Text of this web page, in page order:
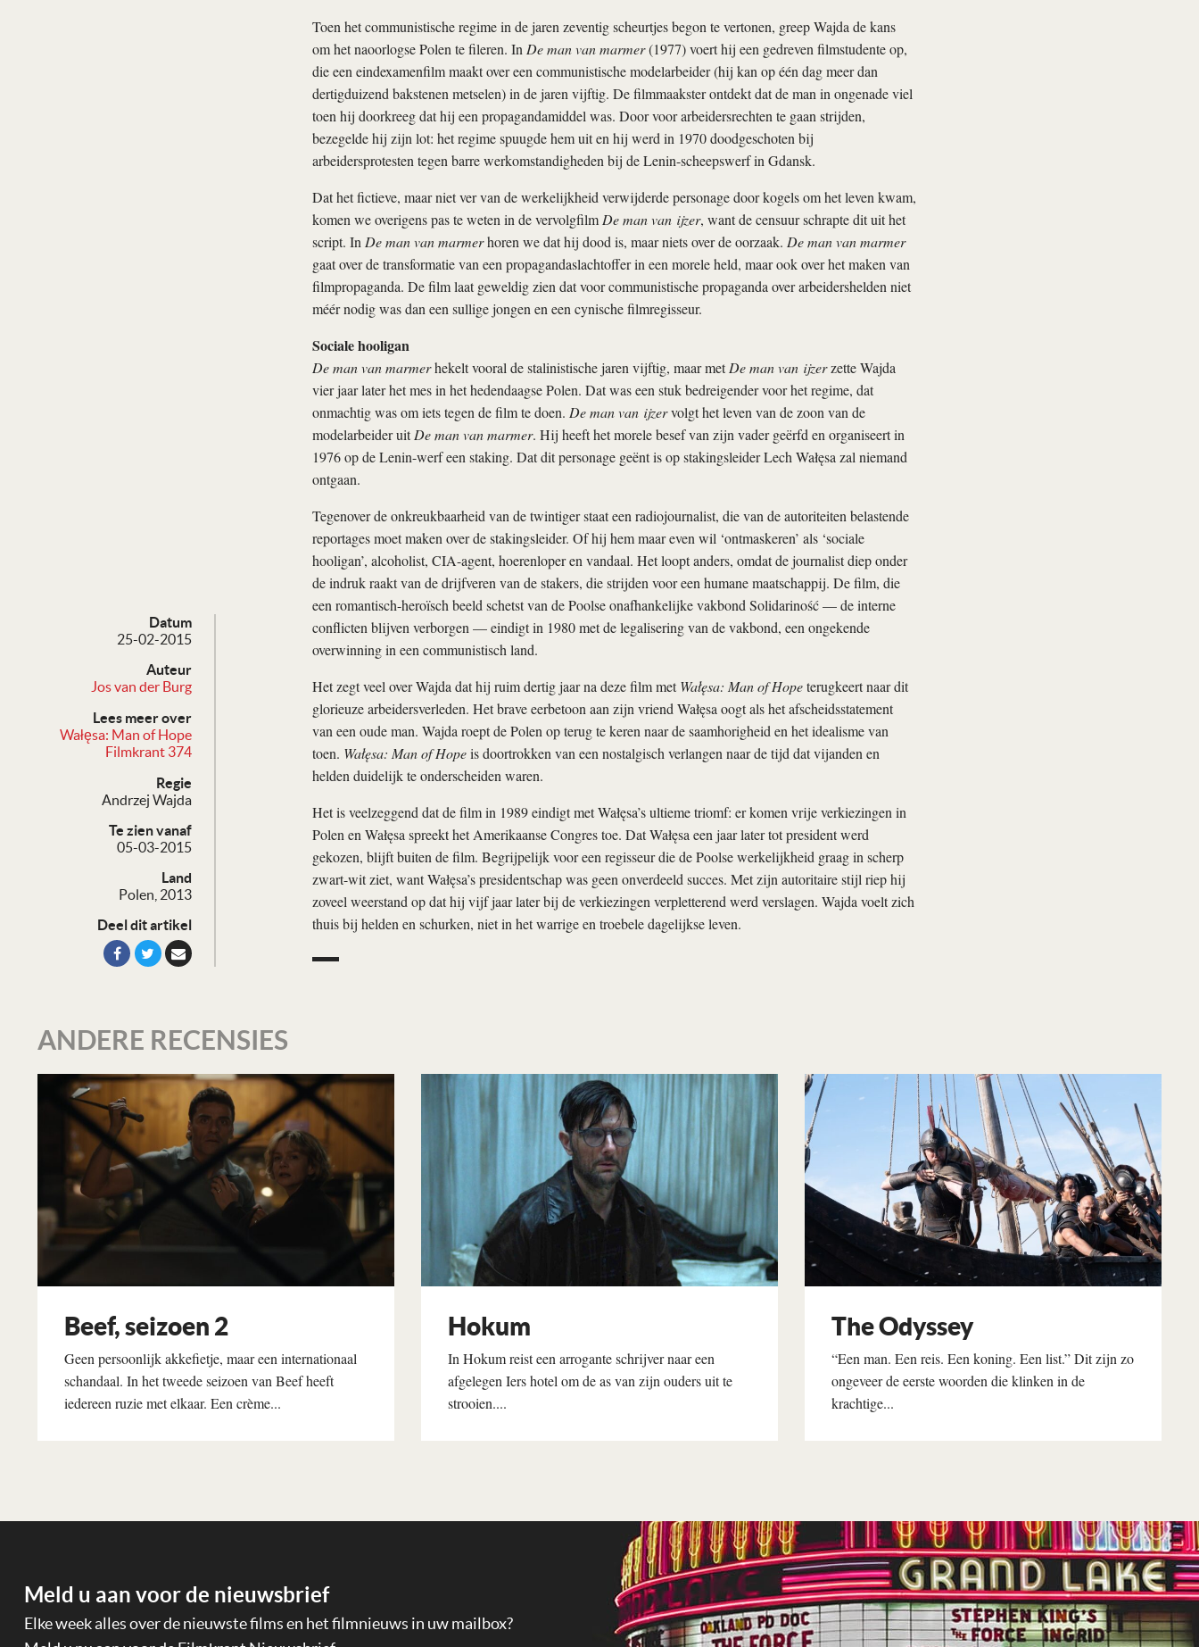
Datum
25-02-2015
Auteur
Jos van der Burg
Lees meer over
Wałęsa: Man of Hope
Filmkrant 374
Regie
Andrzej Wajda
Te zien vanaf
05-03-2015
Land
Polen, 2013
Deel dit artikel
Toen het communistische regime in de jaren zeventig scheurtjes begon te vertonen, greep Wajda de kans
om het naoorlogse Polen te fileren. In De man van marmer(1977) voert hij een gedreven filmstudente op,
die een eindexamenfilm maakt over een communistische modelarbeider (hij kan op één dag meer dan
dertigduizend bakstenen metselen) in de jaren vijftig. De filmmaakster ontdekt dat de man in ongenade viel
toen hij doorkreeg dat hij een propagandamiddel was. Door voor arbeidersrechten te gaan strijden,
bezegelde hij zijn lot: het regime spuugde hem uit en hij werd in 1970 doodgeschoten bij
arbeidersprotesten tegen barre werk­omstandigheden bij de Lenin-scheepswerf in Gdansk.
Dat het fictieve, maar niet ver van de werkelijkheid verwijderde personage door kogels om het leven kwam,
komen we overigens pas te weten in de vervolgfilm De man van ijzer, want de censuur schrapte dit uit het
script. In De man van marmerhoren we dat hij dood is, maar niets over de oorzaak. De man van marmer
gaat over de transformatie van een propagandaslachtoffer in een morele held, maar ook over het maken van
filmpropaganda. De film laat geweldig zien dat voor communistische propaganda over arbeidershelden niet
méér nodig was dan een sullige jongen en een cynische filmregisseur.
Sociale hooligan
De man van marmerhekelt vooral de stalinistische jaren vijftig, maar metDe man van ijzerzette Wajda
vier jaar later het mes in het hedendaagse Polen. Dat was een stuk bedreigender voor het regime, dat
onmachtig was om iets tegen de film te doen. De man van ijzervolgt het leven van de zoon van de
modelarbeider uitDe man van marmer. Hij heeft het morele besef van zijn vader geërfd en organiseert in
1976 op de Lenin-werf een staking. Dat dit personage geënt is op stakingsleider Lech Wałęsa zal niemand
ontgaan.
Tegenover de onkreukbaarheid van de twintiger staat een radiojournalist, die van de autoriteiten belastende
reportages moet maken over de stakingsleider. Of hij hem maar even wil ‘ontmaskeren’ als ‘sociale
hooligan’, alcoholist, CIA-agent, hoerenloper en vandaal. Het loopt anders, omdat de journalist diep onder
de indruk raakt van de drijfveren van de stakers, die strijden voor een humane maatschappij. De film, die
een romantisch-heroïsch beeld schetst van de Poolse onafhankelijke vakbond Solidariność — de interne
conflicten blijven verborgen — eindigt in 1980 met de legalisering van de vakbond, een ongekende
overwinning in een communistisch land.
Het zegt veel over Wajda dat hij ruim dertig jaar na deze film metWałęsa: Man of Hopeterugkeert naar dit
glorieuze arbeidersverleden. Het brave eerbetoon aan zijn vriend Wałęsa oogt als het afscheidsstatement
van een oude man. Wajda roept de Polen op terug te keren naar de saamhorigheid en het idealisme van
toen. Wałęsa: Man of Hopeis doortrokken van een nostalgisch verlangen naar de tijd dat vijanden en
helden duidelijk te onderscheiden waren.
Het is veelzeggend dat de film in 1989 eindigt met Wałęsa’s ultieme triomf: er komen vrije verkiezingen in
Polen en Wałęsa spreekt het Amerikaanse Congres toe. Dat Wałęsa een jaar later tot president werd
gekozen, blijft buiten de film. Begrijpelijk voor een regisseur die de Poolse werkelijkheid graag in scherp
zwart-wit ziet, want Wałęsa’s presidentschap was geen onverdeeld succes. Met zijn autoritaire stijl riep hij
zoveel weerstand op dat hij vijf jaar later bij de verkiezingen verpletterend werd verslagen. Wajda voelt zich
thuis bij helden en schurken, niet in het warrige en troebele dagelijkse leven.
ANDERE RECENSIES
Beef, seizoen 2
Geen persoonlijk akkefietje, maar een internationaal
schandaal. In het tweede seizoen van Beef heeft
iedereen ruzie met elkaar. Een crème...
Hokum
In Hokum reist een arrogante schrijver naar een
afgelegen Iers hotel om de as van zijn ouders uit te
strooien....
The Odyssey
“Een man. Een reis. Een koning. Een list.” Dit zijn zo
ongeveer de eerste woorden die klinken in de
krachtige...
Meld u aan voor de nieuwsbrief
Elke week alles over de nieuwste films en het filmnieuws in uw mailbox?